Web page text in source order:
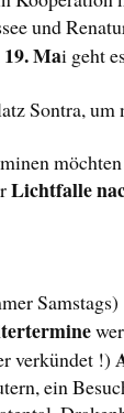
und
19. Mai geht
Sontra, um
Lichtfalle
Samstags)
verkündet !)
ein